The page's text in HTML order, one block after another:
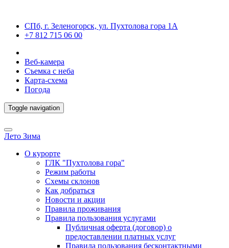
СПб, г. Зеленогорск, ул. Пухтолова гора 1А
+7 812 715 06 00
Веб-камера
Съемка с неба
Карта-схема
Погода
Toggle navigation
Лето Зима
О курорте
ГЛК "Пухтолова гора"
Режим работы
Схемы склонов
Как добраться
Новости и акции
Правила проживания
Правила пользования услугами
Публичная оферта (договор) о
предоставлении платных услуг
Правила пользования бесконтактными